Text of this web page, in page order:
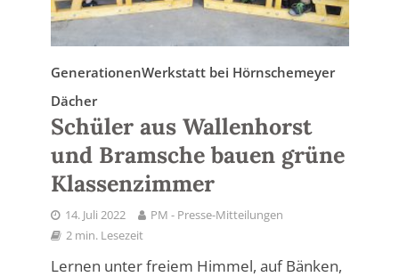
GenerationenWerkstatt bei Hörnschemeyer
Dächer
Schüler aus Wallenhorst
und Bramsche bauen grüne
Klassenzimmer
14. Juli 2022
PM - Presse-Mitteilungen
2 min. Lesezeit
Lernen unter freiem Himmel, auf Bänken,